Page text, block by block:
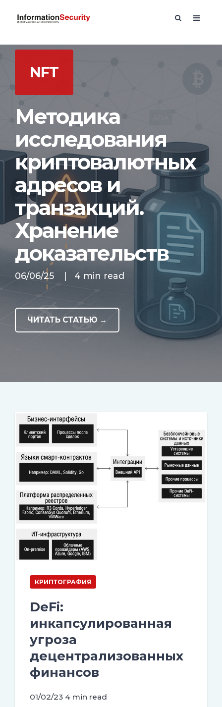
NFT
Методика
исследования
криптовалютных
адресов и
транзакций.
Хранение
доказательств
06/06/25 4 min read
ЧИТАТЬ СТАТЬЮ →
КРИПТОГРАФИЯ
DeFi:
инкапсулированная
угроза
децентрализованных
финансов
01/02/23 4 min read